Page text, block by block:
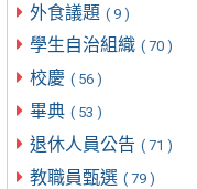
外食議題 ( 9 )
學生自治組織 ( 70 )
校慶 ( 56 )
畢典 ( 53 )
退休人員公告 ( 71 )
教職員甄選 ( 79 )